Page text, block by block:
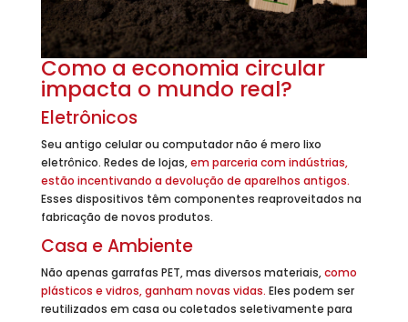
Como a economia circular
impacta o mundo real?
Eletrônicos
Seu antigo celular ou computador não é mero lixo
eletrônico. Redes de lojas,em parceria com indústrias,
estão incentivando a devolução de aparelhos antigos.
Esses dispositivos têm componentes reaproveitados na
fabricação de novos produtos.
Casa e Ambiente
Não apenas garrafas PET, mas diversos materiais,como
plásticos e vidros, ganham novas vidas. Eles podem ser
reutilizados em casa ou coletados seletivamente para